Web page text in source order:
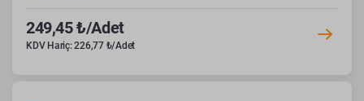
249,45 ₺/Adet
KDV Hariç: 226,77 ₺/Adet